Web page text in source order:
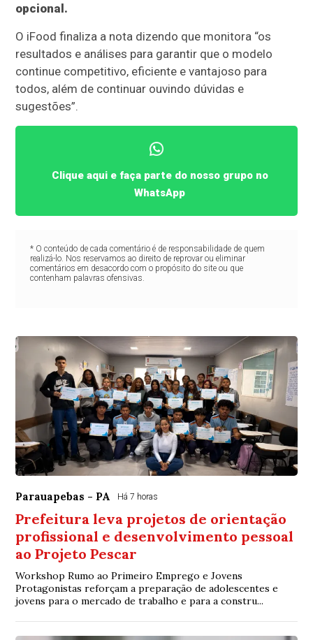
opcional.
O iFood finaliza a nota dizendo que monitora “os
resultados e análises para garantir que o modelo
continue competitivo, eficiente e vantajoso para
todos, além de continuar ouvindo dúvidas e
sugestões”.
Clique aqui e faça parte do nosso grupo no
WhatsApp
* O conteúdo de cada comentário é de responsabilidade de quem
realizá-lo. Nos reservamos ao direito de reprovar ou eliminar
comentários em desacordo com o propósito do site ou que
contenham palavras ofensivas.
Parauapebas - PA Há 7 horas
Prefeitura leva projetos de orientação
profissional e desenvolvimento pessoal
ao Projeto Pescar
Workshop Rumo ao Primeiro Emprego e Jovens
Protagonistas reforçam a preparação de adolescentes e
jovens para o mercado de trabalho e para a constru...